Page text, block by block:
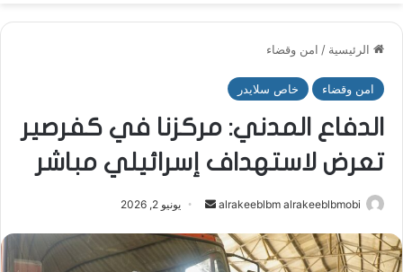
الرئيسية / امن وقضاء
امن وقضاء خاص سلايدر
الدفاع المدني: مركزنا في كفرصير
تعرض لاستهداف إسرائيلي مباشر
alrakeeblbm alrakeeblbmobi
أرسل
إلكترونيا
يونيو 2, 2026